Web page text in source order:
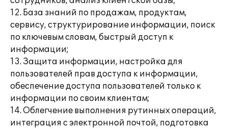
12. База знаний по продажам, продуктам,
сервису, структурирование информации, поиск
по ключевым словам, быстрый доступ к
информации;
13. Защита информации, настройка для
пользователей прав доступа к информации,
обеспечение доступа пользователей только к
информации по своим клиентам;
14. Облегчение выполнения рутинных операций,
интеграция с электронной почтой, подготовка